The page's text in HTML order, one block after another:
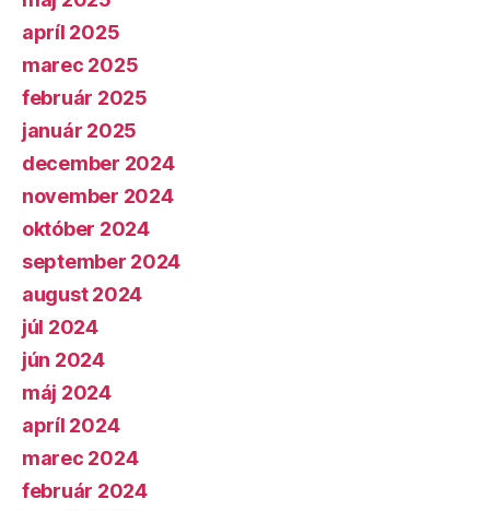
apríl 2025
marec 2025
február 2025
január 2025
december 2024
november 2024
október 2024
september 2024
august 2024
júl 2024
jún 2024
máj 2024
apríl 2024
marec 2024
február 2024